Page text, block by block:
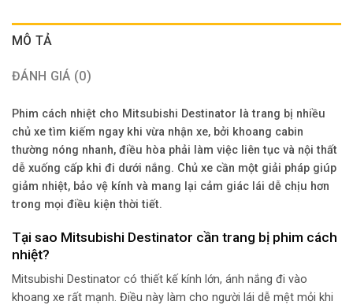
MÔ TẢ
ĐÁNH GIÁ (0)
Phim cách nhiệt cho Mitsubishi Destinator là trang bị nhiều
chủ xe tìm kiếm ngay khi vừa nhận xe, bởi khoang cabin
thường nóng nhanh, điều hòa phải làm việc liên tục và nội thất
dễ xuống cấp khi đi dưới nắng. Chủ xe cần một giải pháp giúp
giảm nhiệt, bảo vệ kính và mang lại cảm giác lái dễ chịu hơn
trong mọi điều kiện thời tiết.
Tại sao Mitsubishi Destinator cần trang bị phim cách
nhiệt?
Mitsubishi Destinator có thiết kế kính lớn, ánh nắng đi vào
khoang xe rất mạnh. Điều này làm cho người lái dễ mệt mỏi khi